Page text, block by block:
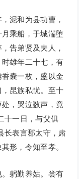
泥和为县功曹，
乘船，于城湍堕
告弟贤及夫人，
雄年二十七，有
囊一枚，盛以金
昆族私忧。至十
，哭泣数声，竟
十一日，与父俱
长表言郡太守，肃
形，令知至孝。
躬勤养姑。尝有